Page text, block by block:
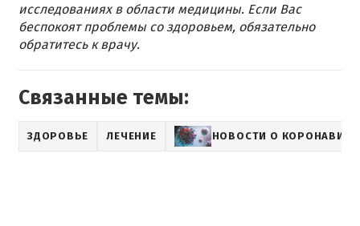
исследованиях в области медицины. Если Вас
беспокоят проблемы со здоровьем, обязательно
обратитесь к врачу.
Связанные темы:
ЗДОРОВЬЕ ЛЕЧЕНИЕ НОВОСТИ О